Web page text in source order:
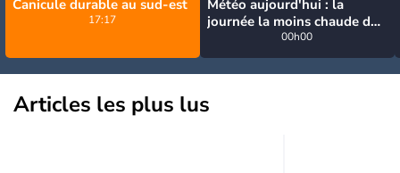
Canicule durable au sud-est
17:17
Météo aujourd'hui : la
journée la moins chaude de
la semaine, excepté près de
la Méditerranée
00h00
Articles les plus lus